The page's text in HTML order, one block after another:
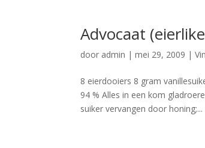
Advocaat
door admin |mei 29, 2009 |
8 eierdooiers 8 gram
94 % Alles in een kom
suiker vervangen door honing;...